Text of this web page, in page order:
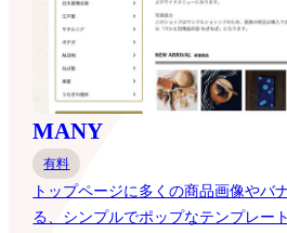
MANY
有料
トップページに多くの商品画像やバ
る、シンプルでポップなテンプレート